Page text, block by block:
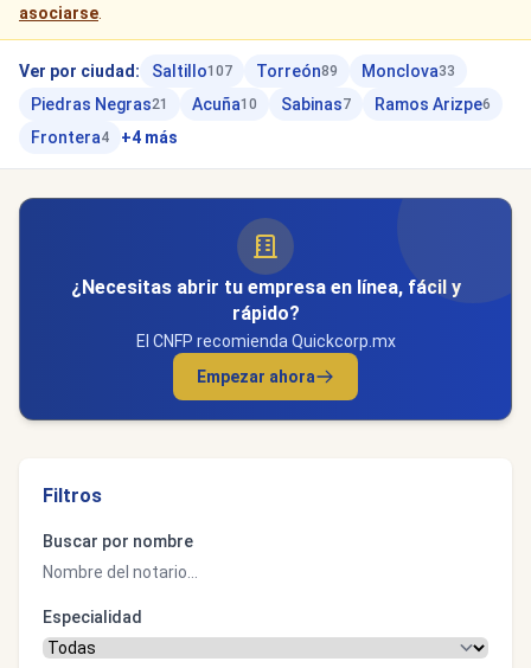
asociarse
Ver por ciudad: Saltillo107 Torreón89 Monclova33
Piedras Negras21 Acuña10 Sabinas7 Ramos Arizpe6
Frontera4 +4 más
¿Necesitas abrir tu empresa en línea, fácil y
rápido?
El CNFP recomienda Quickcorp.mx
Empezar ahora
Filtros
Buscar por nombre
Especialidad